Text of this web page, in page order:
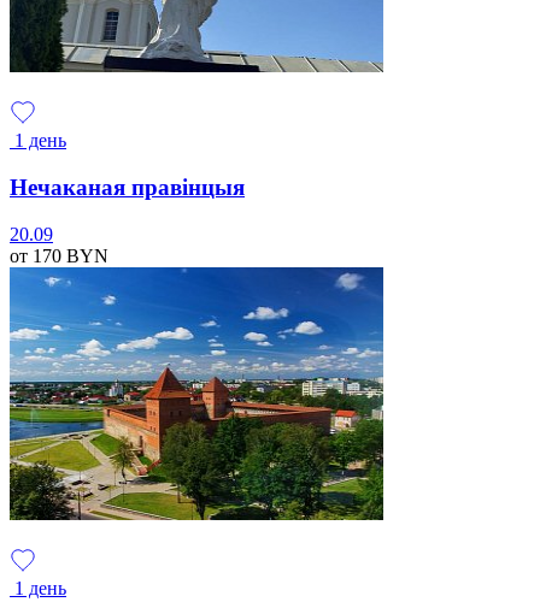
1 день
Нечаканая правінцыя
20.09
от 170 BYN
1 день